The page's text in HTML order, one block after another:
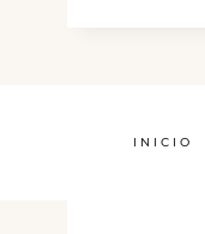
INICIO